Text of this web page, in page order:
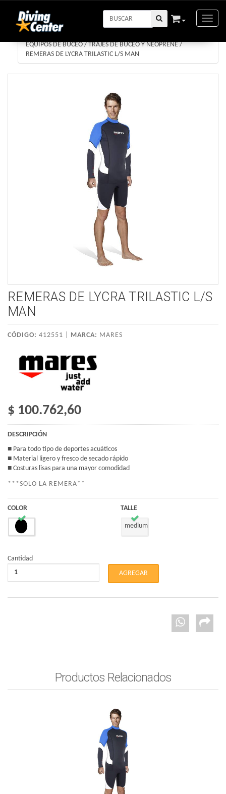
EQUIPOS DE BUCEO/TRAJES DE BUCEO Y NEOPRENE /
REMERAS DE LYCRA TRILASTIC L/S MAN
REMERAS DE LYCRA TRILASTIC L/S
MAN
CÓDIGO: 412551 | MARCA: MARES
$ 100.762,60
DESCRIPCIÓN
■ Para todo tipo de deportes acuáticos
■ Material ligero y fresco de secado rápido
■ Costuras lisas para una mayor comodidad
***SOLO LA REMERA**
COLOR TALLE
medium
Cantidad
Productos Relacionados